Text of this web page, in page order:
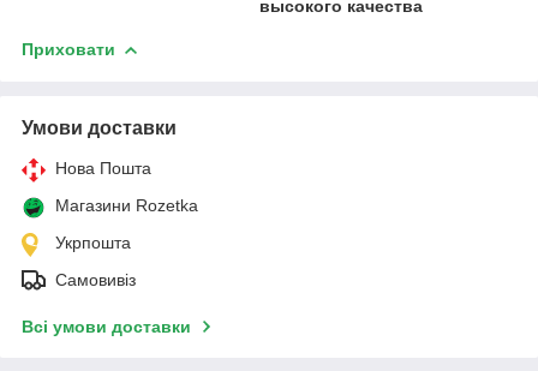
высокого качества
Приховати
Умови доставки
Нова Пошта
Магазини Rozetka
Укрпошта
Самовивіз
Всі умови доставки